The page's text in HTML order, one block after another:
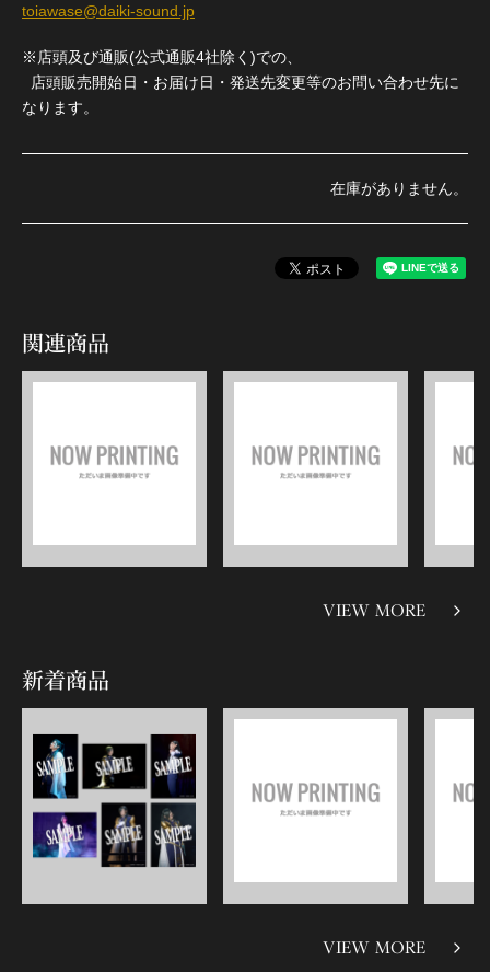
toiawase@daiki-sound.jp
※店頭及び通販(公式通販4社除く)での、
店頭販売開始日・お届け日・発送先変更等のお問い合わせ先に
なります。
在庫がありません。
関連商品
VIEW MORE
新着商品
VIEW MORE